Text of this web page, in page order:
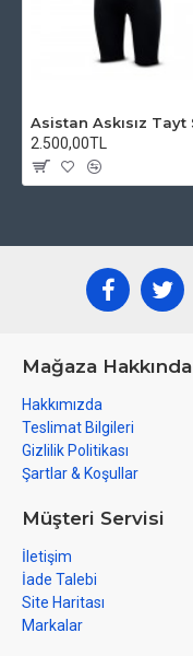
2.500,00TL
Mağaza Hakkında
Hakkımızda
Teslimat Bilgileri
Gizlilik Politikası
Şartlar & Koşullar
Müşteri Servisi
İletişim
İade Talebi
Site Haritası
Markalar